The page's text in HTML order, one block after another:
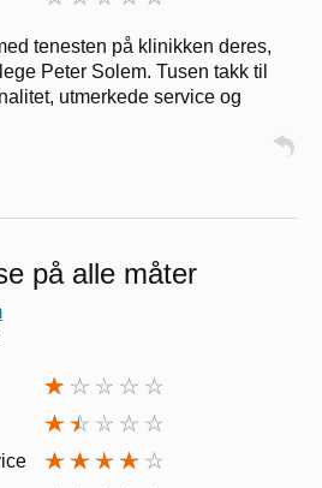
tenesten på klinikken deres,
Peter Solem. Tusen takk til
utmerkede service og
på alle måter